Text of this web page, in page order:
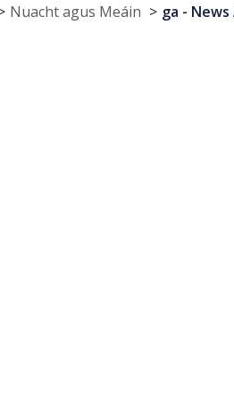
Nuacht agus Meáin
ga -